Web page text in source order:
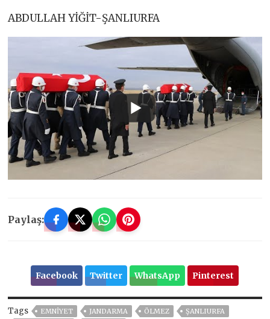
ABDULLAH YİĞİT-ŞANLIURFA
Paylaş:
Facebook Twitter WhatsApp Pinterest
Tags EMNİYET JANDARMA ÖLMEZ
ŞANLIURFA